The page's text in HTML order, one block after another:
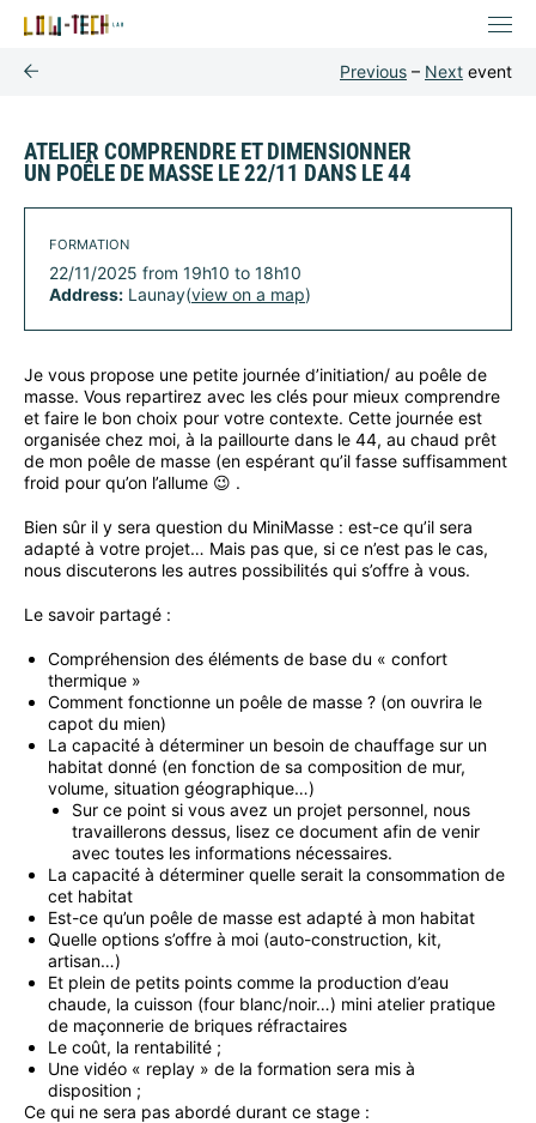
Previous – Next event
ATELIER COMPRENDRE ET DIMENSIONNER
UN POÊLE DE MASSE LE 22/11 DANS LE 44
FORMATION
22/11/2025 from 19h10 to 18h10
Address: Launay(view on a map)
Je vous propose une petite journée d’initiation/ au poêle de
masse. Vous repartirez avec les clés pour mieux comprendre
et faire le bon choix pour votre contexte. Cette journée est
organisée chez moi, à la paillourte dans le 44, au chaud prêt
de mon poêle de masse (en espérant qu’il fasse suffisamment
froid pour qu’on l’allume 😉 .
Bien sûr il y sera question du MiniMasse : est-ce qu’il sera
adapté à votre projet… Mais pas que, si ce n’est pas le cas,
nous discuterons les autres possibilités qui s’offre à vous.
Le savoir partagé :
Compréhension des éléments de base du « confort
thermique »
Comment fonctionne un poêle de masse ? (on ouvrira le
capot du mien)
La capacité à déterminer un besoin de chauffage sur un
habitat donné (en fonction de sa composition de mur,
volume, situation géographique…)
Sur ce point si vous avez un projet personnel, nous
travaillerons dessus, lisez ce document afin de venir
avec toutes les informations nécessaires.
La capacité à déterminer quelle serait la consommation de
cet habitat
Est-ce qu’un poêle de masse est adapté à mon habitat
Quelle options s’offre à moi (auto-construction, kit,
artisan…)
Et plein de petits points comme la production d’eau
chaude, la cuisson (four blanc/noir…) mini atelier pratique
de maçonnerie de briques réfractaires
Le coût, la rentabilité ;
Une vidéo « replay » de la formation sera mis à
disposition ;
Ce qui ne sera pas abordé durant ce stage :